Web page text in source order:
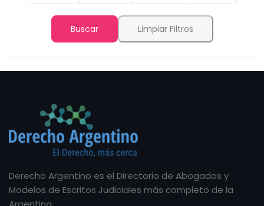
Buscar Limpiar Filtros
Derecho Argentino es el Directorio de Abogados y
Modelos de Escritos Judiciales más completo de la